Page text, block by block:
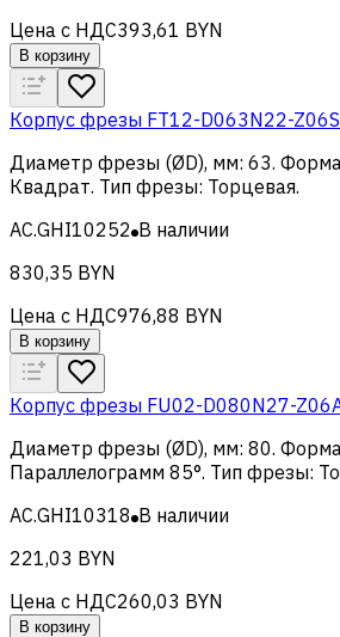
Цена с НДС393,61 BYN
В корзину
Корпус фрезы FT12-D063N22-
Диаметр фрезы (ØD), мм: 63.
Квадрат. Тип фрезы: Торцевая.
AC.GHI10252 В наличии
830,35 BYN
Цена с НДС976,88 BYN
В корзину
Корпус фрезы FU02-D080N27-
Диаметр фрезы (ØD), мм: 80.
Параллелограмм 85°. Тип фрезы:
AC.GHI10318 В наличии
221,03 BYN
Цена с НДС260,03 BYN
В корзину